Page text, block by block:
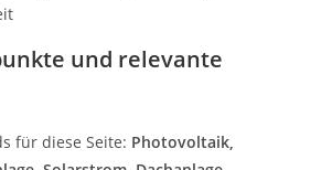
und relevante
für diese Seite: Photovoltaik,